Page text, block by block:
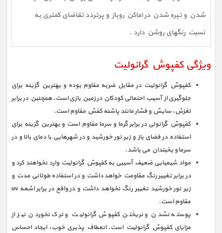
شدن و تیره شدن در اماکن روباز و پرتردد تقاضای کمتری به
نسبت رنگهای روشن دارد .
ویژگی کفپوش گرانولیت
کفپوش گرانولیت در مقابل ضربه مقاوم بوده و بهترین گزینه برای
جلوگیری از آسیب احتمالی کودکان در زمین بازی است. همچنین در برابر
لغزش، سایش و فشار مانند پاشنه کفش مقاوم است.
کفپوش گرانولی در برابر گرما و سرما مقاوم است و بهترین گزینه برای
استفاده در فضای باز و زیر نور خورشید و در شهرهایی با دمای بالا و در
سرما و یخبندان می باشد.
مواد شیمیایی ضعیف آسیبی به کفپوش گرانولیت وارد نخواهند کرد و
در برابر تغییر رنگ مقاومت خواهد داشت و در استفاده طولانی مدت و
زیر نور خورشید تغییر رنگ نخواهد داشت و در واقع در برابر اشعه uv
مقاوم است.
پوسته نشدن و نریختن کفپوش گرانولیت و ترک نخوردن نیز از
مزایای کفپوش گرانولیت است. انعطاف پذیری خوب، ایجاد احساس